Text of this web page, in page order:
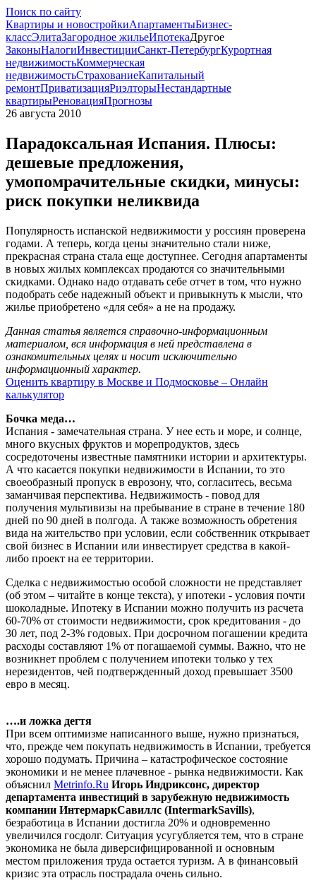
Поиск по сайту
Квартиры и новостройкиАпартаментыБизнес-
классЭлитаЗагородное жильеИпотекаДругое
ЗаконыНалогиИнвестицииСанкт-ПетербургКурортная
недвижимостьКоммерческая
недвижимостьСтрахованиеКапитальный
ремонтПриватизацияРиэлторыНестандартные
квартирыРеновацияПрогнозы
26 августа 2010
Парадоксальная Испания. Плюсы:
дешевые предложения,
умопомрачительные скидки, минусы:
риск покупки неликвида
Популярность испанской недвижимости у россиян проверена
годами. А теперь, когда цены значительно стали ниже,
прекрасная страна стала еще доступнее. Сегодня апартаменты
в новых жилых комплексах продаются со значительными
скидками. Однако надо отдавать себе отчет в том, что нужно
подобрать себе надежный объект и привыкнуть к мысли, что
жилье приобретено «для себя» а не на продажу.
Данная статья является справочно-информационным
материалом, вся информация в ней представлена в
ознакомительных целях и носит исключительно
информационный характер.
Оценить квартиру в Москве и Подмосковье – Онлайн
калькулятор
Бочка меда…
Испания - замечательная страна. У нее есть и море, и солнце,
много вкусных фруктов и морепродуктов, здесь
сосредоточены известные памятники истории и архитектуры.
А что касается покупки недвижимости в Испании, то это
своеобразный пропуск в еврозону, что, согласитесь, весьма
заманчивая перспектива. Недвижимость - повод для
получения мультивизы на пребывание в стране в течение 180
дней по 90 дней в полгода. А также возможность обретения
вида на жительство при условии, если собственник открывает
свой бизнес в Испании или инвестирует средства в какой-
либо проект на ее территории.
Сделка с недвижимостью особой сложности не представляет
(об этом – читайте в конце текста), у ипотеки - условия почти
шоколадные. Ипотеку в Испании можно получить из расчета
60-70% от стоимости недвижимости, срок кредитования - до
30 лет, под 2-3% годовых. При досрочном погашении кредита
расходы составляют 1% от погашаемой суммы. Важно, что не
возникнет проблем с получением ипотеки только у тех
нерезидентов, чей подтвержденный доход превышает 3500
евро в месяц.
….и ложка дегтя
При всем оптимизме написанного выше, нужно признаться,
что, прежде чем покупать недвижимость в Испании, требуется
хорошо подумать. Причина – катастрофическое состояние
экономики и не менее плачевное - рынка недвижимости. Как
объяснил Metrinfo.Ru Игорь Индриксонс, директор
департамента инвестиций в зарубежную недвижимость
компании ИнтермаркСавиллс (IntermarkSavills),
безработица в Испании достигла 20% и одновременно
увеличился госдолг. Ситуация усугубляется тем, что в стране
экономика не была диверсифицированной и основным
местом приложения труда остается туризм. А в финансовый
кризис эта отрасль пострадала очень сильно.